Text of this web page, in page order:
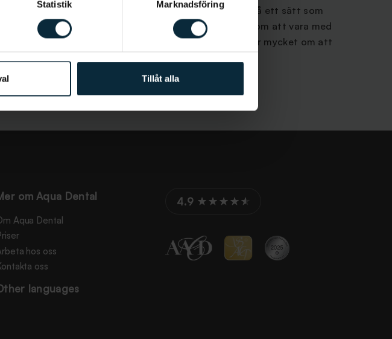
Statistik Marknadsföring
Tillåt alla
erfarenhet att behandla tandvårdsrädda patienter på ett sätt som
hjälper dem med sin rädsla. På fritiden tycker Ingrid om att vara med
sin familj och sinavänner. Hon tränar gärna och tycker mycket om att
om Aqua Dental
Aqua Dental
hos oss
oss
languages
4.9